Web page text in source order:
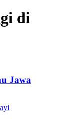
di
Jawa